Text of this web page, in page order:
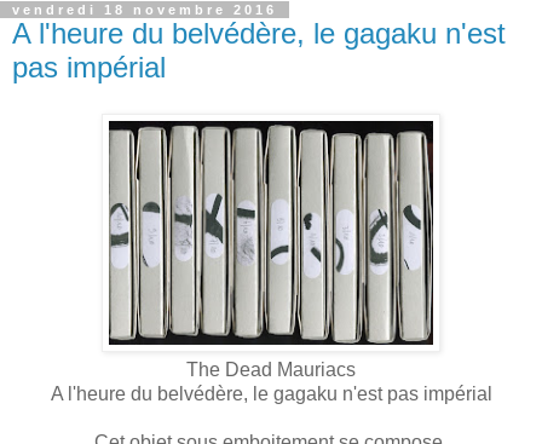
vendredi 18 novembre 2016
A l'heure du belvédère, le gagaku n'est
pas impérial
The Dead Mauriacs
A l'heure du belvédère, le gagaku n'est pas impérial